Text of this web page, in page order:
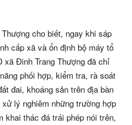
cho biết, ngay khi sáp
cấp xã và ổn định bộ máy tổ
xã Đinh Trang Thượng đã chỉ
phối hợp, kiểm tra, rà soát
đai, khoáng sản trên địa bàn
lý nghiêm những trường hợp
khai thác đá trái phép nói trên,